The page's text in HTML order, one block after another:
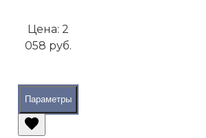
Цена:2
058 руб.
Параметры